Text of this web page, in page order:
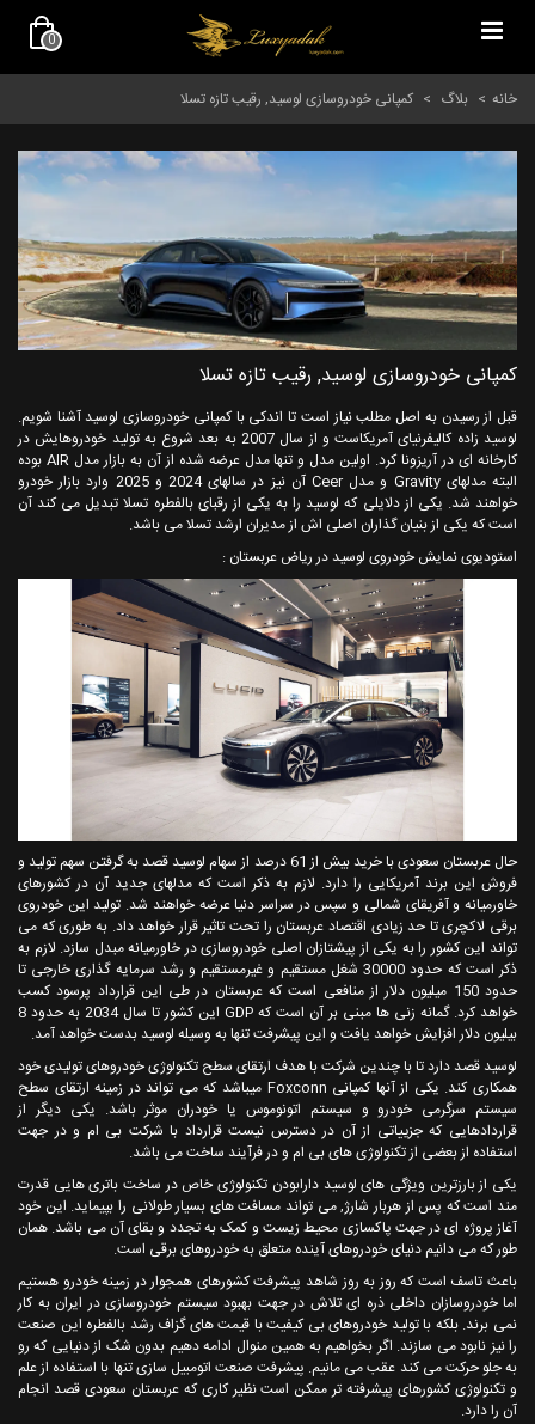
0
خانه > بلاگ > کمپانی خودروسازی لوسید, رقیب تازه تسلا
کمپانی خودروسازی لوسید, رقیب تازه تسلا
قبل از رسیدن به اصل مطلب نیاز است تا اندکی با کمپانی خودروسازی لوسید آشنا شویم.
لوسید زاده کالیفرنیای آمریکاست و از سال 2007 به بعد شروع به تولید خودروهایش در
کارخانه ای در آریزونا کرد. اولین مدل و تنها مدل عرضه شده از آن به بازار مدل AIR بوده
البته مدلهای Gravity و مدل Ceer آن نیز در سالهای 2024 و 2025 وارد بازار خودرو
خواهند شد. یکی از دلایلی که لوسید را به یکی از رقبای بالفطره تسلا تبدیل می کند آن
است که یکی از بنیان گذاران اصلی اش از مدیران ارشد تسلا می باشد.
استودیوی نمایش خودروی لوسید در ریاض عربستان :
حال عربستان سعودی با خرید بیش از 61 درصد از سهام لوسید قصد به گرفتن سهم تولید و
فروش این برند آمریکایی را دارد. لازم به ذکر است که مدلهای جدید آن در کشورهای
خاورمیانه و آفریقای شمالی و سپس در سراسر دنیا عرضه خواهند شد. تولید این خودروی
برقی لاکچری تا حد زیادی اقتصاد عربستان را تحت تاثیر قرار خواهد داد. به طوری که می
تواند این کشور را به یکی از پیشتازان اصلی خودروسازی در خاورمیانه مبدل سازد. لازم به
ذکر است که حدود 30000 شغل مستقیم و غیرمستقیم و رشد سرمایه گذاری خارجی تا
حدود 150 میلیون دلار از منافعی است که عربستان در طی این قرارداد پرسود کسب
خواهد کرد. گمانه زنی ها مبنی بر آن است که GDP این کشور تا سال 2034 به حدود 8
بیلیون دلار افزایش خواهد یافت و این پیشرفت تنها به وسیله لوسید بدست خواهد آمد.
لوسید قصد دارد تا با چندین شرکت با هدف ارتقای سطح تکنولوژی خودروهای تولیدی خود
همکاری کند. یکی از آنها کمپانی Foxconn میباشد که می تواند در زمینه ارتقای سطح
سیستم سرگرمی خودرو و سیستم اتونوموس یا خودران موثر باشد. یکی دیگر از
قراردادهایی که جزییاتی از آن در دسترس نیست قرارداد با شرکت بی ام و در جهت
استفاده از بعضی از تکنولوژی های بی ام و در فرآیند ساخت می باشد.
یکی از بارزترین ویژگی های لوسید دارابودن تکنولوژی خاص در ساخت باتری هایی قدرت
مند است که پس از هربار شارژ, می تواند مسافت های بسیار طولانی را بپیماید. این خود
آغاز پروژه ای در جهت پاکسازی محیط زیست و کمک به تجدد و بقای آن می باشد. همان
طور که می دانیم دنیای خودروهای آینده متعلق به خودروهای برقی است.
باعث تاسف است که روز به روز شاهد پیشرفت کشورهای همجوار در زمینه خودرو هستیم
اما خودروسازان داخلی ذره ای تلاش در جهت بهبود سیستم خودروسازی در ایران به کار
نمی برند. بلکه با تولید خودروهای بی کیفیت با قیمت های گزاف رشد بالفطره این صنعت
را نیز نابود می سازند. اگر بخواهیم به همین منوال ادامه دهیم بدون شک از دنیایی که رو
به جلو حرکت می کند عقب می مانیم. پیشرفت صنعت اتومبیل سازی تنها با استفاده از علم
و تکنولوژی کشورهای پیشرفته تر ممکن است نظیر کاری که عربستان سعودی قصد انجام
آن را دارد.